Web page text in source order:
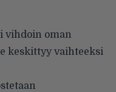
vihdoin oman
keskittyy vaihteeksi